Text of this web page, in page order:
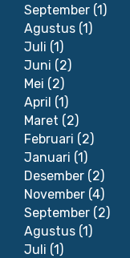
September (1)
Agustus (1)
Juli (1)
Juni (2)
Mei (2)
April (1)
Maret (2)
Februari (2)
Januari (1)
Desember (2)
November (4)
September (2)
Agustus (1)
Juli (1)